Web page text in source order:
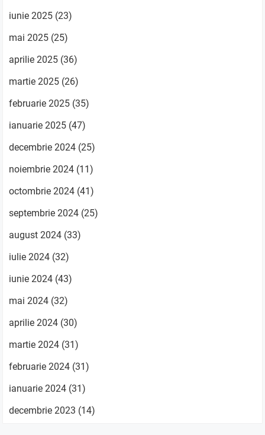
iunie 2025 (23)
mai 2025 (25)
aprilie 2025 (36)
martie 2025 (26)
februarie 2025 (35)
ianuarie 2025 (47)
decembrie 2024 (25)
noiembrie 2024 (11)
octombrie 2024 (41)
septembrie 2024 (25)
august 2024 (33)
iulie 2024 (32)
iunie 2024 (43)
mai 2024 (32)
aprilie 2024 (30)
martie 2024 (31)
februarie 2024 (31)
ianuarie 2024 (31)
decembrie 2023 (14)